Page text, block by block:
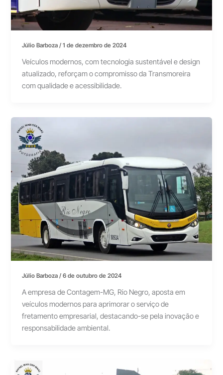
Júlio Barboza/1 de dezembro de 2024
Veículos modernos, com tecnologia sustentável e design
atualizado, reforçam o compromisso da Transmoreira
com qualidade e acessibilidade.
Júlio Barboza/6 de outubro de 2024
A empresa de Contagem-MG, Rio Negro, aposta em
veículos modernos para aprimorar o serviço de
fretamento empresarial, destacando-se pela inovação e
responsabilidade ambiental.